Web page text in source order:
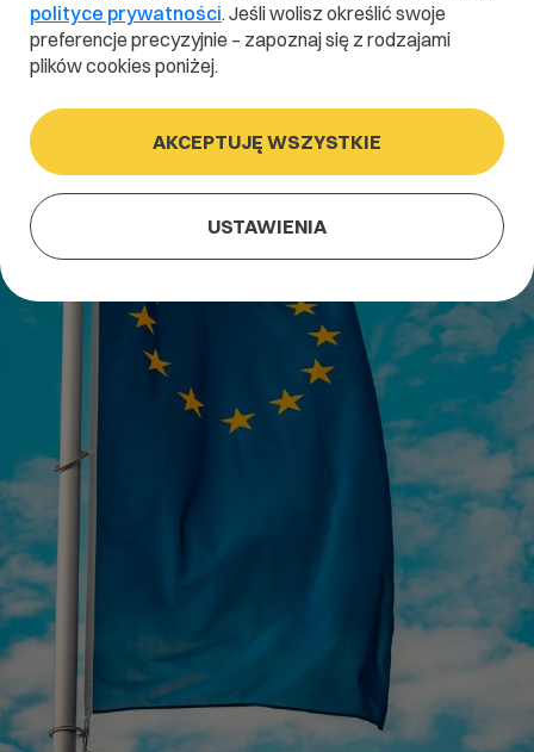
polityce prywatności. Jeśli wolisz określić swoje
preferencje precyzyjnie – zapoznaj się z rodzajami
plików cookies poniżej.
AKCEPTUJĘ WSZYSTKIE
USTAWIENIA